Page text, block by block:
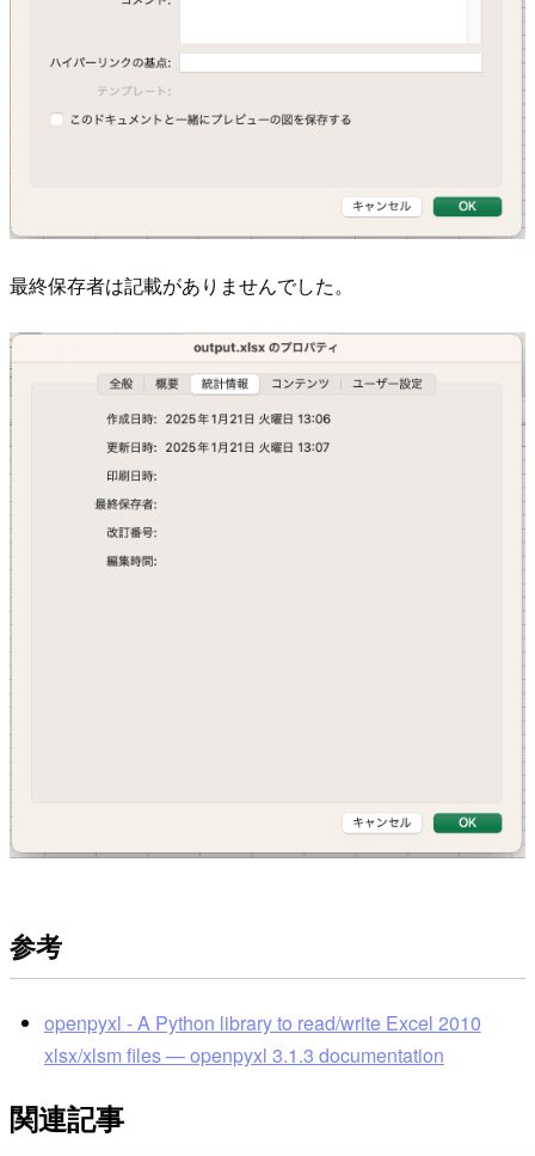
最終保存者は記載がありませんでした。
参考
openpyxl - A Python library to read/write Excel 2010
xlsx/xlsm files — openpyxl 3.1.3 documentation
関連記事